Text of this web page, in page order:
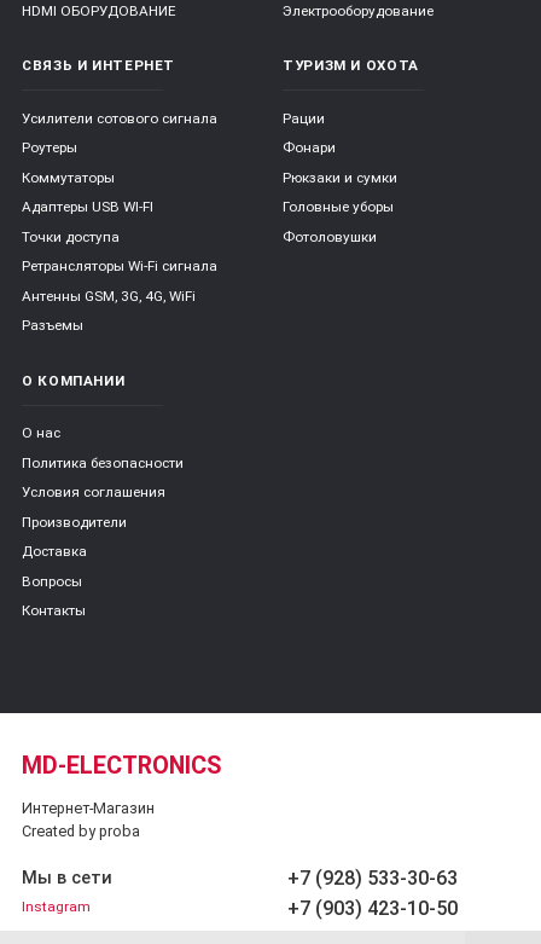
HDMI ОБОРУДОВАНИЕ
Электрооборудование
СВЯЗЬ И ИНТЕРНЕТ
Усилители сотового сигнала
Роутеры
Коммутаторы
Адаптеры USB WI-FI
Точки доступа
Ретрансляторы Wi-Fi сигнала
Антенны GSM, 3G, 4G, WiFi
Разъемы
ТУРИЗМ И ОХОТА
Рации
Фонари
Рюкзаки и сумки
Головные уборы
Фотоловушки
О КОМПАНИИ
О нас
Политика безопасности
Условия соглашения
Производители
Доставка
Вопросы
Контакты
MD-ELECTRONICS
Интернет-Магазин
Created by proba
+7 (928) 533-30-63
+7 (903) 423-10-50
Мы в сети
Instagram